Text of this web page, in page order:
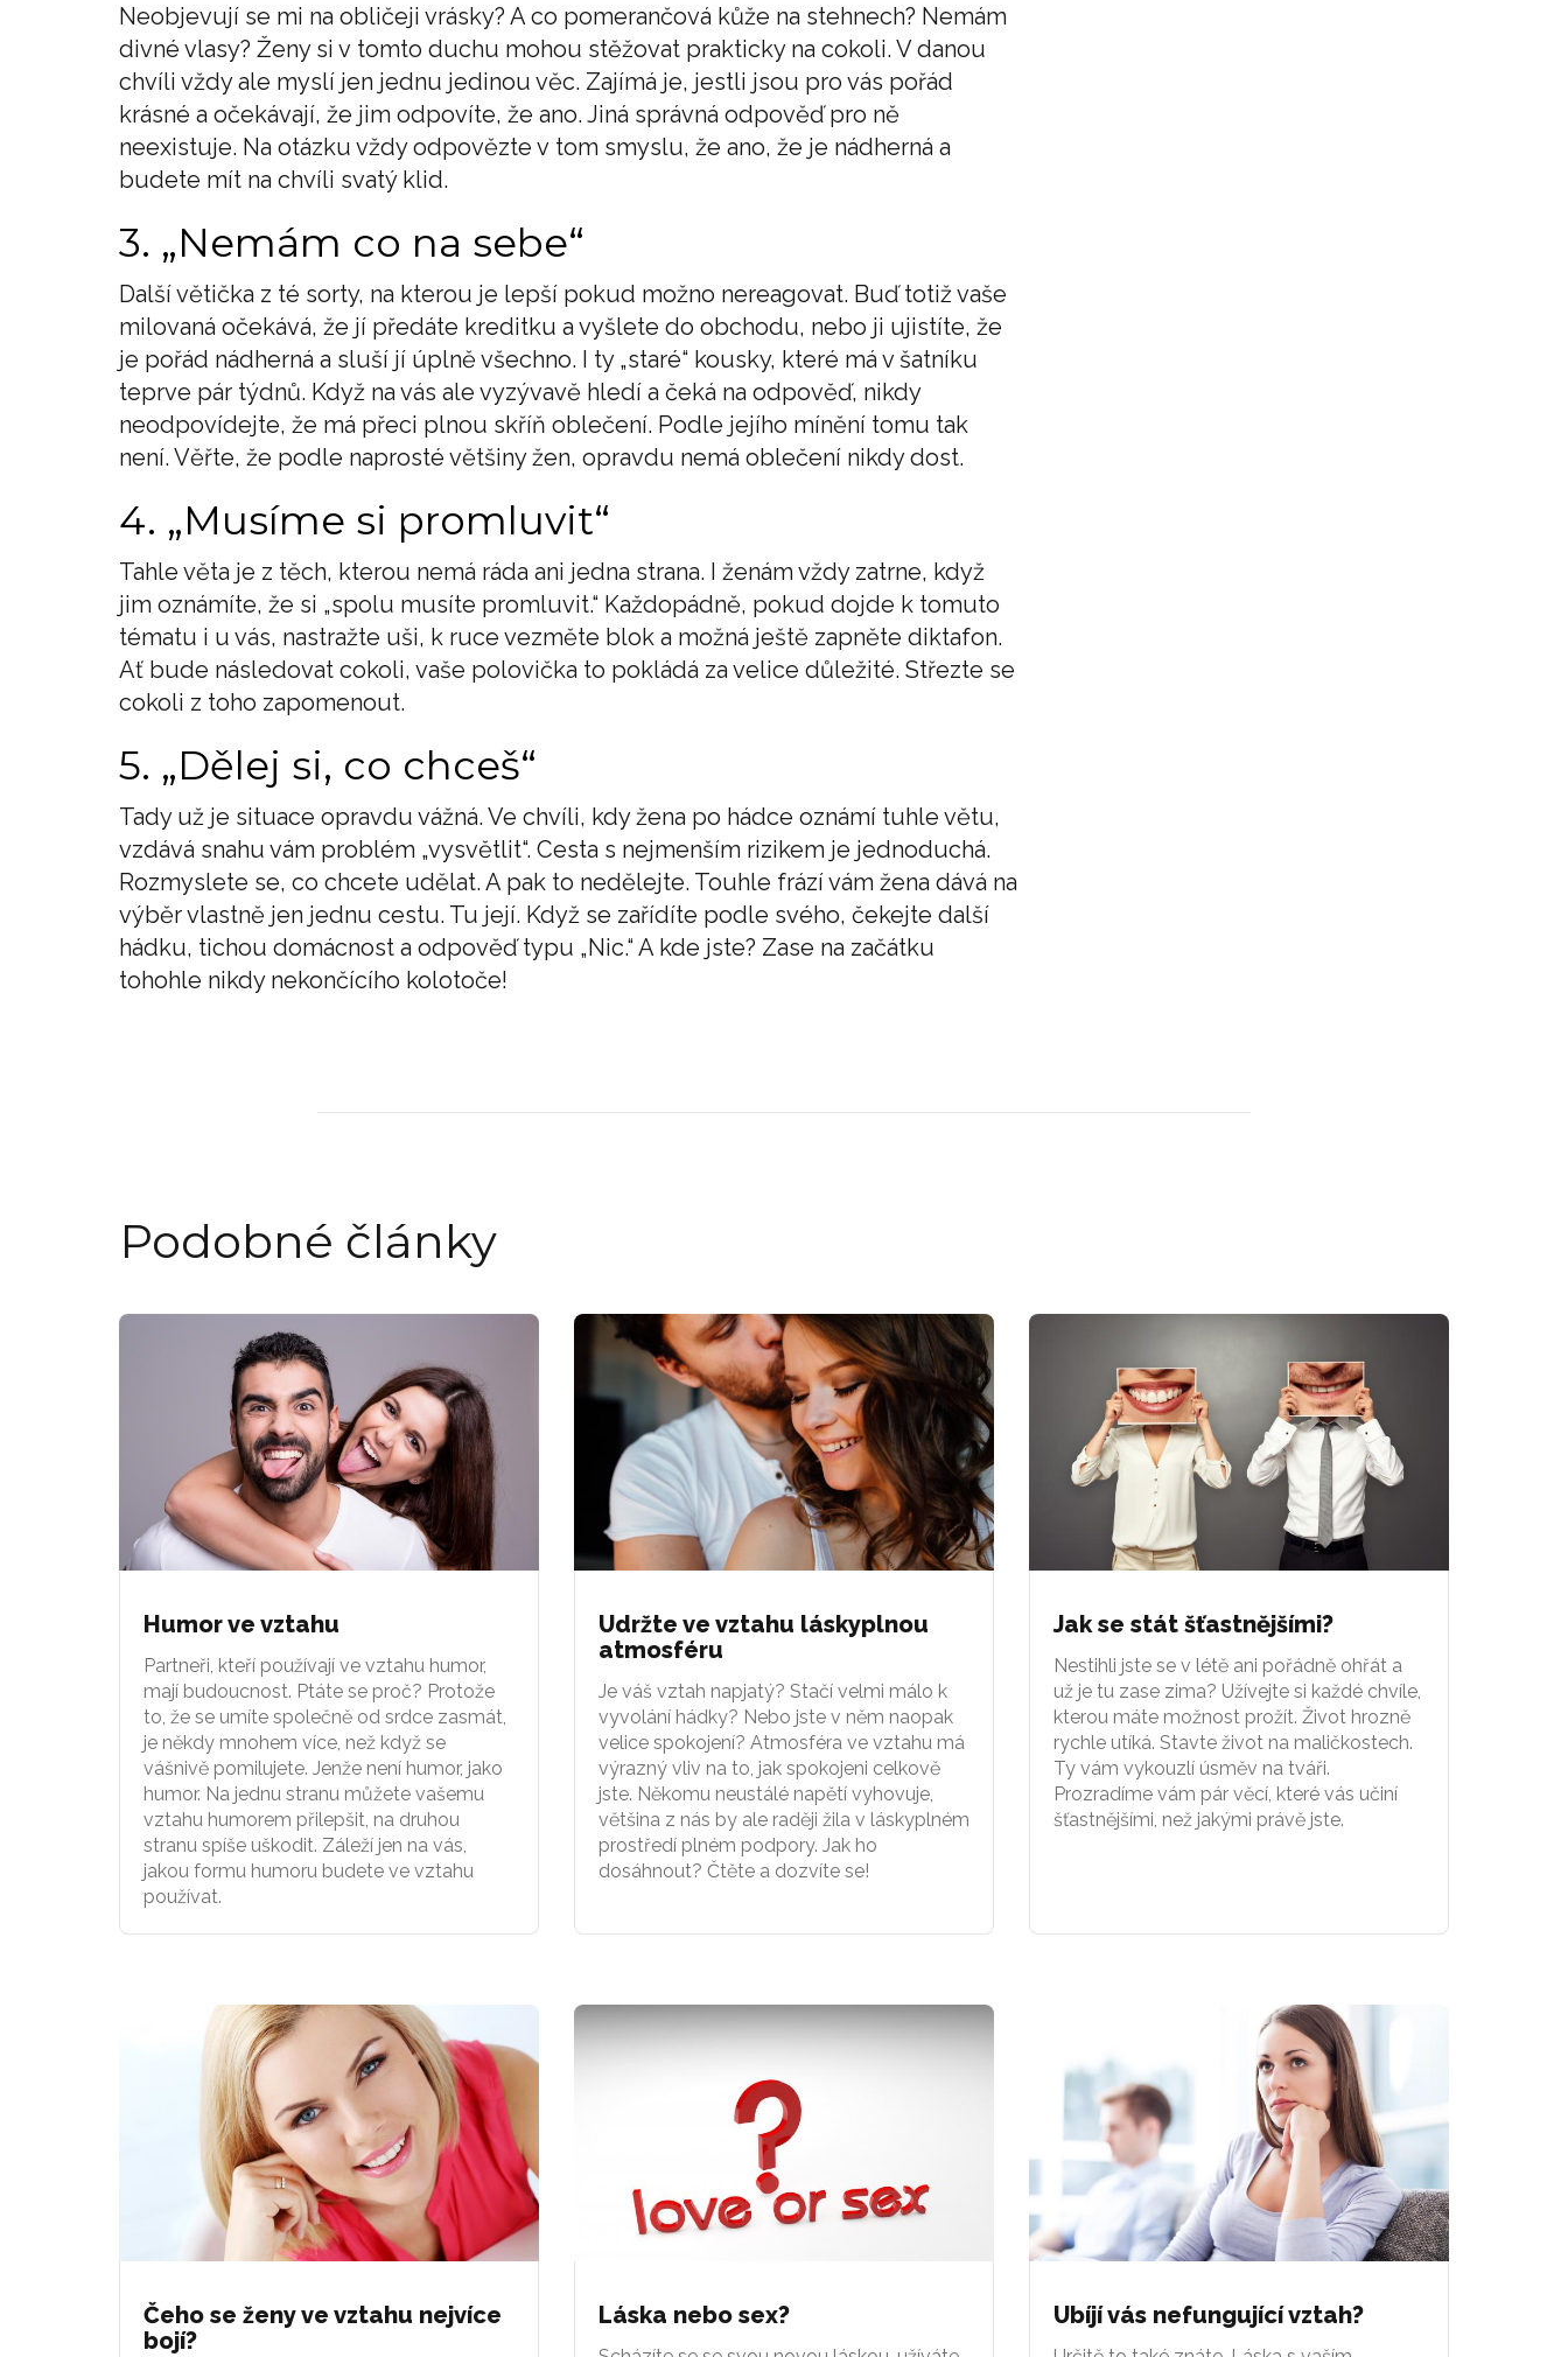
Neobjevují se mi na obličeji vrásky? A co pomerančová kůže na stehnech? Nemám
divné vlasy? Ženy si v tomto duchu mohou stěžovat prakticky na cokoli. V danou
chvíli vždy ale myslí jen jednu jedinou věc. Zajímá je, jestli jsou pro vás pořád
krásné a očekávají, že jim odpovíte, že ano. Jiná správná odpověď pro ně
neexistuje. Na otázku vždy odpovězte v tom smyslu, že ano, že je nádherná a
budete mít na chvíli svatý klid.
3. „Nemám co na sebe“
Další větička z té sorty, na kterou je lepší pokud možno nereagovat. Buď totiž vaše
milovaná očekává, že jí předáte kreditku a vyšlete do obchodu, nebo ji ujistíte, že
je pořád nádherná a sluší jí úplně všechno. I ty „staré“ kousky, které má v šatníku
teprve pár týdnů. Když na vás ale vyzývavě hledí a čeká na odpověď, nikdy
neodpovídejte, že má přeci plnou skříň oblečení. Podle jejího mínění tomu tak
není. Věřte, že podle naprosté většiny žen, opravdu nemá oblečení nikdy dost.
4. „Musíme si promluvit“
Tahle věta je z těch, kterou nemá ráda ani jedna strana. I ženám vždy zatrne, když
jim oznámíte, že si „spolu musíte promluvit.“ Každopádně, pokud dojde k tomuto
tématu i u vás, nastražte uši, k ruce vezměte blok a možná ještě zapněte diktafon.
Ať bude následovat cokoli, vaše polovička to pokládá za velice důležité. Střezte se
cokoli z toho zapomenout.
5. „Dělej si, co chceš“
Tady už je situace opravdu vážná. Ve chvíli, kdy žena po hádce oznámí tuhle větu,
vzdává snahu vám problém „vysvětlit“. Cesta s nejmenším rizikem je jednoduchá.
Rozmyslete se, co chcete udělat. A pak to nedělejte. Touhle frází vám žena dává na
výběr vlastně jen jednu cestu. Tu její. Když se zařídíte podle svého, čekejte další
hádku, tichou domácnost a odpověď typu „Nic.“ A kde jste? Zase na začátku
tohohle nikdy nekončícího kolotoče!
Podobné články
Humor ve vztahu
Partneři, kteří používají ve vztahu humor,
mají budoucnost. Ptáte se proč? Protože
to, že se umíte společně od srdce zasmát,
je někdy mnohem více, než když se
vášnivě pomilujete. Jenže není humor, jako
humor. Na jednu stranu můžete vašemu
vztahu humorem přilepšit, na druhou
stranu spíše uškodit. Záleží jen na vás,
jakou formu humoru budete ve vztahu
používat.
Udržte ve vztahu láskyplnou
atmosféru
Je váš vztah napjatý? Stačí velmi málo k
vyvolání hádky? Nebo jste v něm naopak
velice spokojení? Atmosféra ve vztahu má
výrazný vliv na to, jak spokojeni celkově
jste. Někomu neustálé napětí vyhovuje,
většina z nás by ale raději žila v láskyplném
prostředí plném podpory. Jak ho
dosáhnout? Čtěte a dozvíte se!
Jak se stát šťastnějšími?
Nestihli jste se v létě ani pořádně ohřát a
už je tu zase zima? Užívejte si každé chvíle,
kterou máte možnost prožít. Život hrozně
rychle utíká. Stavte život na maličkostech.
Ty vám vykouzlí úsměv na tváři.
Prozradíme vám pár věcí, které vás učiní
šťastnějšími, než jakými právě jste.
Čeho se ženy ve vztahu nejvíce
bojí?
Láska nebo sex? Ubíjí vás nefungující vztah?